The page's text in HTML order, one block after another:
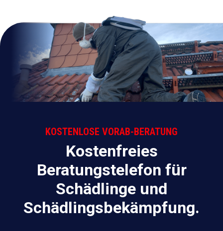
KOSTENLOSE VORAB-BERATUNG
Kostenfreies
Beratungstelefon für
Schädlinge und
Schädlingsbekämpfung.